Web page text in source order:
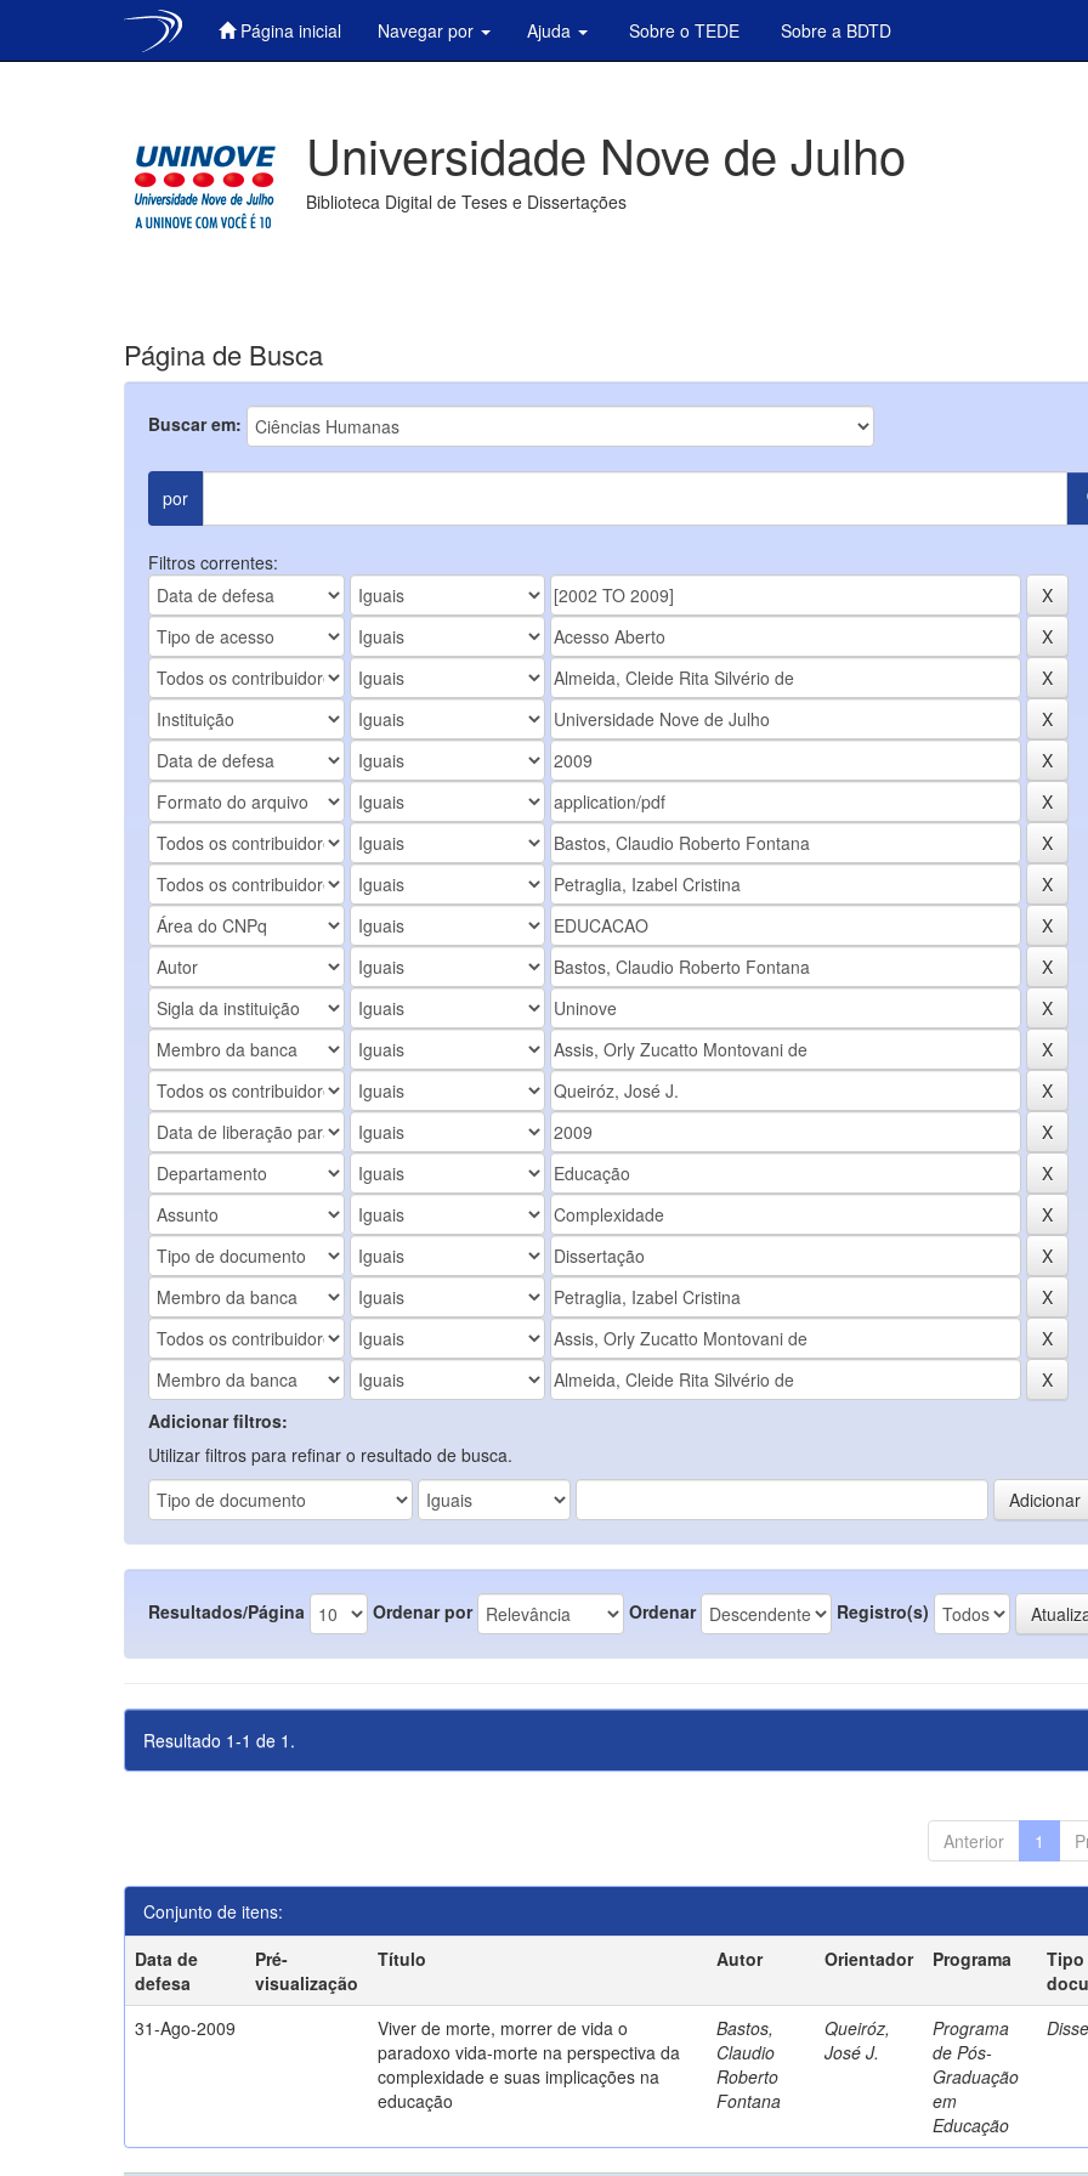
Página inicial Navegar por Ajuda Sobre o TEDE Sobre a BDTD
Universidade Nove de Julho
Biblioteca Digital de Teses e Dissertações
Página de Busca
Buscar em:
por
Filtros correntes:
Adicionar filtros:
Utilizar filtros para refinar o resultado de busca.
Resultados/Página Ordenar por Ordenar Registro(s)
Resultado 1-1 de 1.
Anterior 1
Conjunto de itens:
Data de
defesa
Pré-
visualização
Título Autor Orientador Programa
Tipo
31-Ago-2009
Viver de morte, morrer de vida o
paradoxo vida-morte na perspectiva da
complexidade e suas implicações na
educação
Bastos,
Claudio
Roberto
Fontana
Queiróz,
José J.
Programa
de Pós-
Graduação
em
Educação